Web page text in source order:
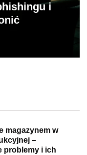
i
magazynem w
–
problemy i ich